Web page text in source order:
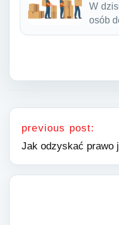
W
osób
Nawigacja
previous post:
Jak odzyskać prawo